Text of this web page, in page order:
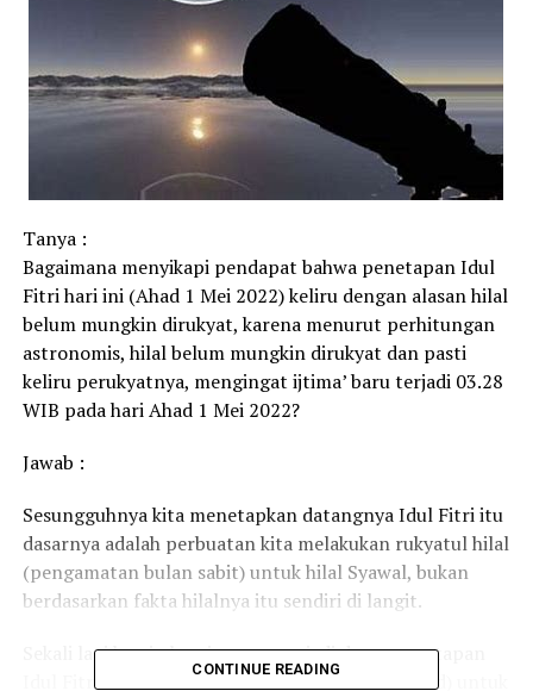
Tanya :
Bagaimana menyikapi pendapat bahwa penetapan Idul
Fitri hari ini (Ahad 1 Mei 2022) keliru dengan alasan hilal
belum mungkin dirukyat, karena menurut perhitungan
astronomis, hilal belum mungkin dirukyat dan pasti
keliru perukyatnya, mengingat ijtima’ baru terjadi 03.28
WIB pada hari Ahad 1 Mei 2022?
Jawab :
Sesungguhnya kita menetapkan datangnya Idul Fitri itu
dasarnya adalah perbuatan kita melakukan rukyatul hilal
(pengamatan bulan sabit) untuk hilal Syawal, bukan
berdasarkan fakta hilalnya itu sendiri di langit.
Sekali lagi kami ulangi, yang menjadi dasar penetapan
Idul Fitri itu adalah perbuatan kita (af’aal al ‘ibad) untuk
CONTINUE READING